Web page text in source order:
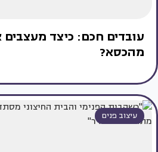
עובדים חכם: כיצד מעצבים
מהכסא?
עיצוב פנים